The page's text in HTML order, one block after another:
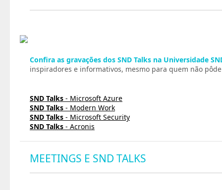
Confira as gravações dos SND Talks na Universidade
inspiradores e informativos, mesmo para quem não
SND Talks - Microsoft Azure
SND Talks - Modern Work
SND Talks - Microsoft Security
SND Talks - Acronis
MEETINGS E SND TALKS